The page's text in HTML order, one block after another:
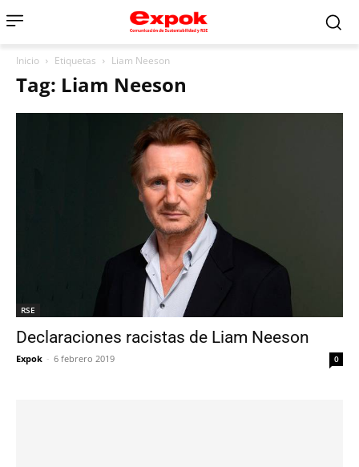
Inicio Etiquetas Liam Neeson
Tag: Liam Neeson
RSE
Declaraciones racistas de Liam Neeson
Expok - 6 febrero 2019 0